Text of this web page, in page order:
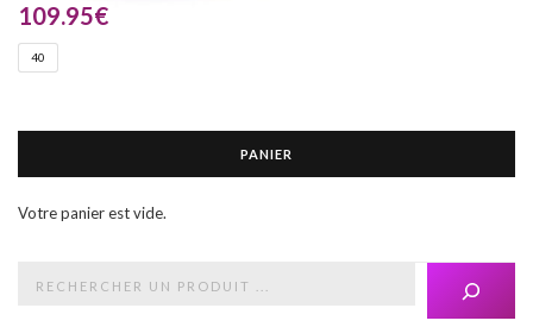
109.95€
40
PANIER
Votre panier est vide.